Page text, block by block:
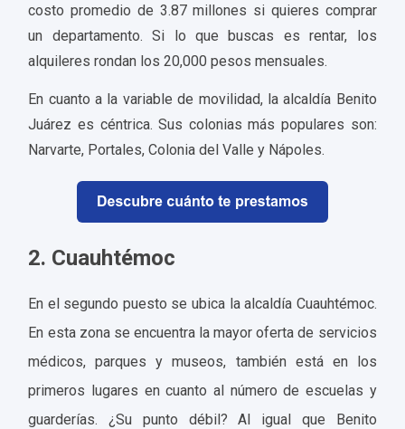
costo promedio de 3.87 millones si quieres comprar
un departamento. Si lo que buscas es rentar, los
alquileres rondan los 20,000 pesos mensuales.
En cuanto a la variable de movilidad, la alcaldía Benito
Juárez es céntrica. Sus colonias más populares son:
Narvarte, Portales, Colonia del Valle y Nápoles.
2. Cuauhtémoc
En el segundo puesto se ubica la alcaldía Cuauhtémoc.
En esta zona se encuentra la mayor oferta de servicios
médicos, parques y museos, también está en los
primeros lugares en cuanto al número de escuelas y
guarderías. ¿Su punto débil? Al igual que Benito